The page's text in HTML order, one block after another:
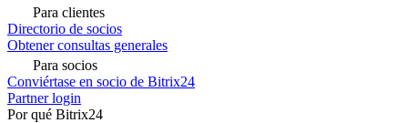
Para clientes
Directorio de socios
Obtener consultas generales
Para socios
Conviértase en socio de Bitrix24
Partner login
Por qué Bitrix24